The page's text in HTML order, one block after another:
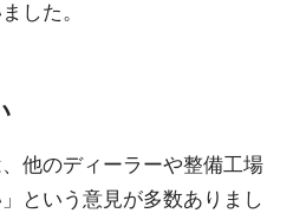
した。
他のディーラーや整備工場
という意見が多数ありまし